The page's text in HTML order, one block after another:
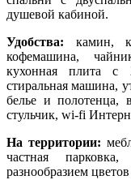
душевой кабиной.
Удобства: камин,
кофемашина,
кухонная плита с
стиральная машина,
белье и полотенца,
стульчик, wi-fi
На территории:
частная
разнообразием